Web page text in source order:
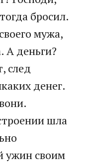
бросил.
мужа,
А деньги?
след
денег.
шла
ужин своим